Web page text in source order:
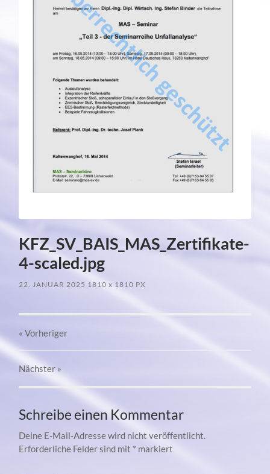
KFZ_SV_BAIS_MAS_Zertifikate-
4-scaled.jpg
22. JANUAR 2025 1810x 1810 PX
« Vorheriger
Nächster »
Schreibe einen Kommentar
Deine E-Mail-Adresse wird nicht veröffentlicht.
Erforderliche Felder sind mit * markiert